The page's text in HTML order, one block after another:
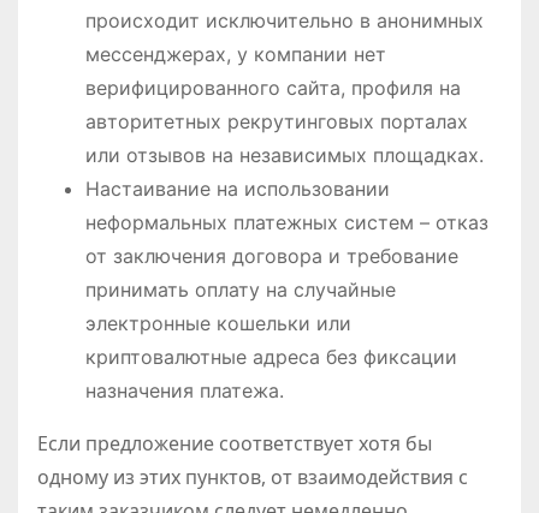
происходит исключительно в анонимных
мессенджерах, у компании нет
верифицированного сайта, профиля на
авторитетных рекрутинговых порталах
или отзывов на независимых площадках.
Настаивание на использовании
неформальных платежных систем – отказ
от заключения договора и требование
принимать оплату на случайные
электронные кошельки или
криптовалютные адреса без фиксации
назначения платежа.
Если предложение соответствует хотя бы
одному из этих пунктов, от взаимодействия с